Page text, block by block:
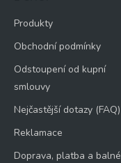
Odeslat
Produkty
Obchodní podmínky
Odstoupení od kupní
smlouvy
Nejčastější dotazy (FAQ)
Reklamace
Doprava, platba a balné